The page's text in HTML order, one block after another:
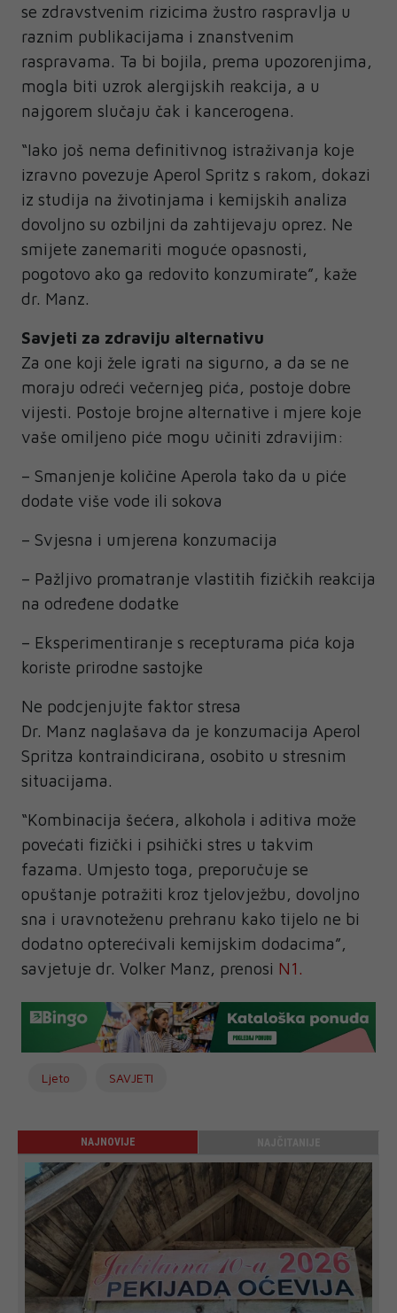
se zdravstvenim rizicima žustro raspravlja u
raznim publikacijama i znanstvenim
raspravama. Ta bi bojila, prema upozorenjima,
mogla biti uzrok alergijskih reakcija, a u
najgorem slučaju čak i kancerogena.
“Iako još nema definitivnog istraživanja koje
izravno povezuje Aperol Spritz s rakom, dokazi
iz studija na životinjama i kemijskih analiza
dovoljno su ozbiljni da zahtijevaju oprez. Ne
smijete zanemariti moguće opasnosti,
pogotovo ako ga redovito konzumirate”, kaže
dr. Manz.
Savjeti za zdraviju alternativu
Za one koji žele igrati na sigurno, a da se ne
moraju odreći večernjeg pića, postoje dobre
vijesti. Postoje brojne alternative i mjere koje
vaše omiljeno piće mogu učiniti zdravijim:
– Smanjenje količine Aperola tako da u piće
dodate više vode ili sokova
– Svjesna i umjerena konzumacija
– Pažljivo promatranje vlastitih fizičkih reakcija
na određene dodatke
– Eksperimentiranje s recepturama pića koja
koriste prirodne sastojke
Ne podcjenjujte faktor stresa
Dr. Manz naglašava da je konzumacija Aperol
Spritza kontraindicirana, osobito u stresnim
situacijama.
“Kombinacija šećera, alkohola i aditiva može
povećati fizički i psihički stres u takvim
fazama. Umjesto toga, preporučuje se
opuštanje potražiti kroz tjelovježbu, dovoljno
sna i uravnoteženu prehranu kako tijelo ne bi
dodatno opterećivali kemijskim dodacima”,
savjetuje dr. Volker Manz, prenosi N1.
Ljeto SAVJETI
NAJNOVIJE